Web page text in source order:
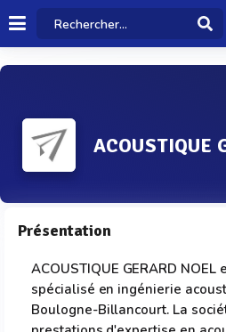
ACOUSTIQUE
Présentation
ACOUSTIQUE GERARD
spécialisé en ingénierie
Boulogne-Billancourt. La